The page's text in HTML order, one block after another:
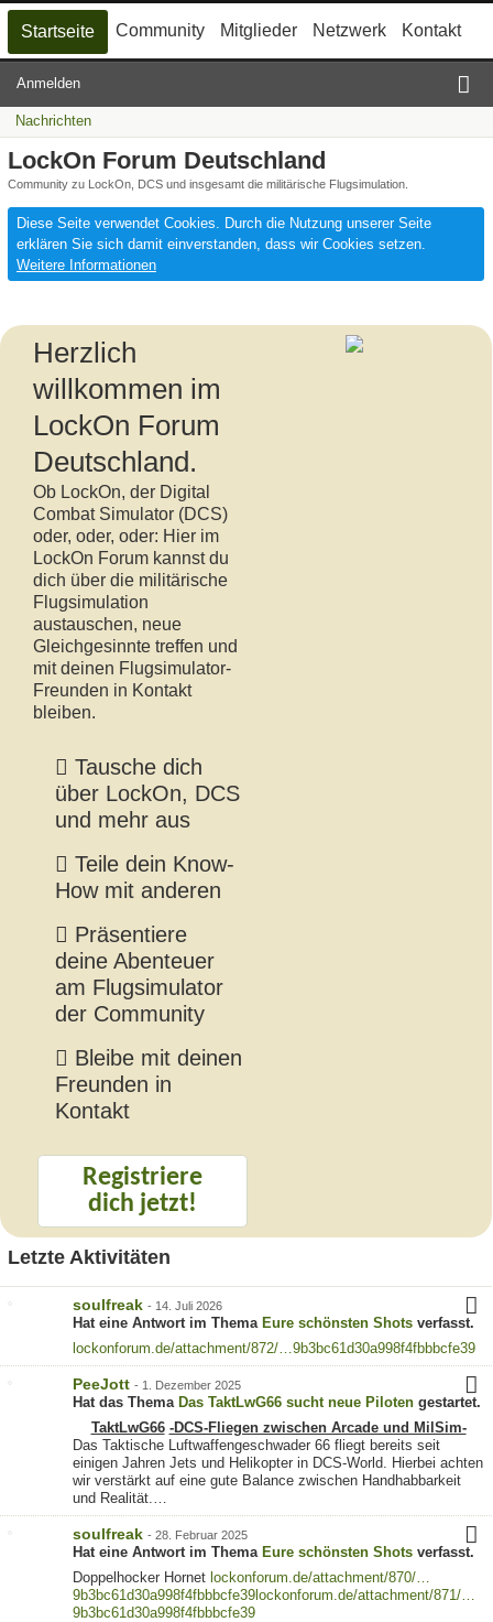
Startseite Community Mitglieder Netzwerk Kontakt
Anmelden
Nachrichten
LockOn Forum Deutschland
Community zu LockOn, DCS und insgesamt die militärische Flugsimulation.
Diese Seite verwendet Cookies. Durch die Nutzung unserer Seite
erklären Sie sich damit einverstanden, dass wir Cookies setzen.
Weitere Informationen
Herzlich
willkommen im
LockOn Forum
Deutschland.
Ob LockOn, der Digital
Combat Simulator (DCS)
oder, oder, oder: Hier im
LockOn Forum kannst du
dich über die militärische
Flugsimulation
austauschen, neue
Gleichgesinnte treffen und
mit deinen Flugsimulator-
Freunden in Kontakt
bleiben.
Tausche dich
über LockOn, DCS
und mehr aus
Teile dein Know-
How mit anderen
Präsentiere
deine Abenteuer
am Flugsimulator
der Community
Bleibe mit deinen
Freunden in
Kontakt
Registriere
dich jetzt!
Letzte Aktivitäten
soulfreak - 14. Juli 2026
Hat eine Antwort im Thema Eure schönsten Shots verfasst.
lockonforum.de/attachment/872/…9b3bc61d30a998f4fbbbcfe39
PeeJott - 1. Dezember 2025
Hat das Thema Das TaktLwG66 sucht neue Piloten gestartet.
TaktLwG66 -DCS-Fliegen zwischen Arcade und MilSim-
Das Taktische Luftwaffengeschwader 66 fliegt bereits seit
einigen Jahren Jets und Helikopter in DCS-World. Hierbei achten
wir verstärkt auf eine gute Balance zwischen Handhabbarkeit
und Realität.…
soulfreak - 28. Februar 2025
Hat eine Antwort im Thema Eure schönsten Shots verfasst.
Doppelhocker Hornet lockonforum.de/attachment/870/…
9b3bc61d30a998f4fbbbcfe39lockonforum.de/attachment/871/…
9b3bc61d30a998f4fbbbcfe39